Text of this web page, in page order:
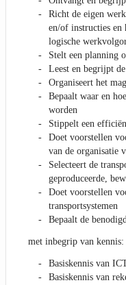
Richt de eigen
en/of instructies en
logische
Stelt een planning
Leest en begrijpt
Organiseert het
Bepaalt waar en
worden
Stippelt een
Doet voorstellen
van de organisatie
Selecteert de
geproduceerde,
Doet voorstellen
transportsystemen
Bepaalt de
met inbegrip van kennis:
Basiskennis van
Basiskennis van